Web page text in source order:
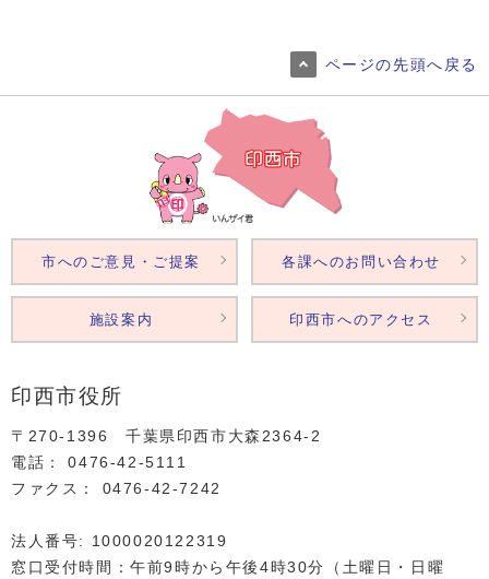
ページの先頭へ戻る
印西市役所
〒270-1396 千葉県印西市大森2364‐2
電話： 0476‐42‐5111
ファクス： 0476‐42‐7242
法人番号: 1000020122319
窓口受付時間：午前9時から午後4時30分（土曜日・日曜
市へのご意見・ご提案 各課へのお問い合わせ
施設案内 印西市へのアクセス